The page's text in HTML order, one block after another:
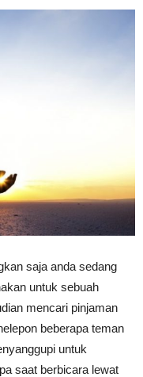
saja anda sedang
untuk sebuah
mencari pinjaman
beberapa teman
untuk
saat berbicara lewat